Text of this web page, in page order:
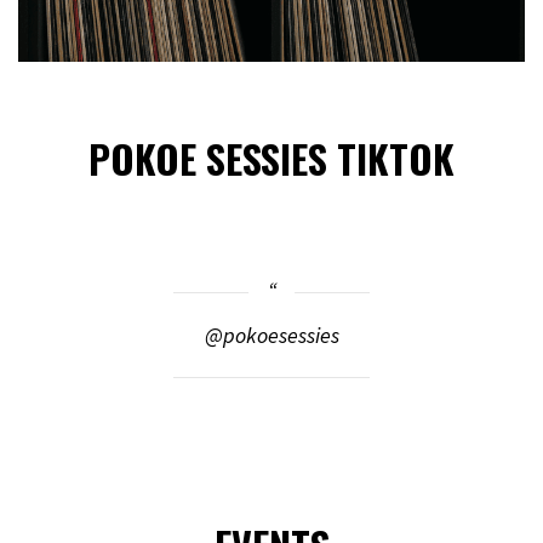
POKOE SESSIES TIKTOK
@pokoesessies